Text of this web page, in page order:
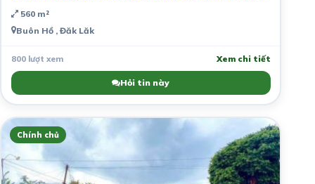
560 m²
Buôn Hồ , Đăk Lăk
800 lượt xem Xem chi tiết
Hỏi tin này
Chính chủ